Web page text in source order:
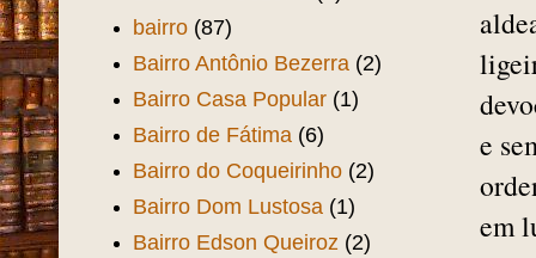
e
em
bairro (87)
Bairro Antônio Bezerra (2)
Bairro Casa Popular (1)
Bairro de Fátima (6)
Bairro do Coqueirinho (2)
Bairro Dom Lustosa (1)
Bairro Edson Queiroz (2)